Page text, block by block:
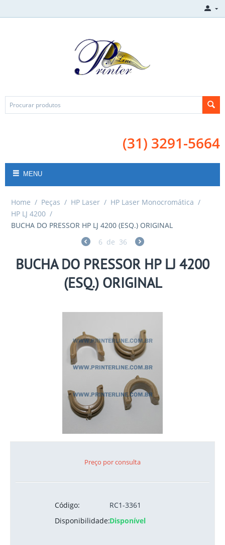
(31) 3291-5664
MENU
Home / Peças / HP Laser / HP Laser Monocromática /
HP LJ 4200 /
BUCHA DO PRESSOR HP LJ 4200 (ESQ.) ORIGINAL
6 de 36
BUCHA DO PRESSOR HP LJ 4200
(ESQ.) ORIGINAL
Preço por consulta
Código:
RC1-3361
Disponibilidade:Disponível